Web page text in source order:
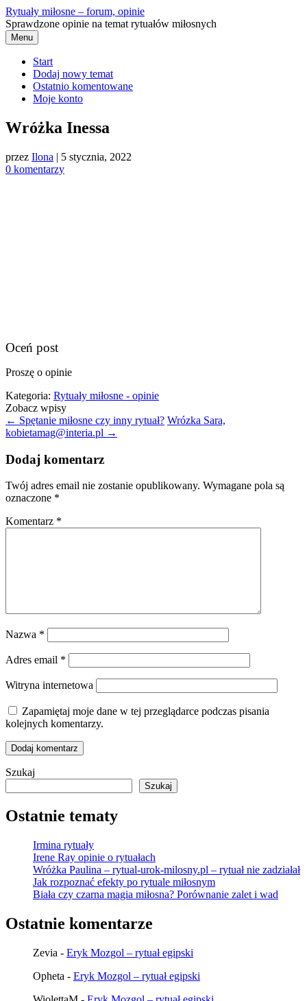
Przejdź
do
treści
Rytuały miłosne – forum, opinie
Sprawdzone opinie na temat rytuałów miłosnych
Menu
Start
Dodaj nowy temat
Ostatnio komentowane
Moje konto
Wróżka Inessa
przez Ilona | 5 stycznia, 2022
0 komentarzy
Oceń post
Proszę o opinie
Kategoria: Rytuały miłosne - opinie
Zobacz wpisy
← Spętanie miłosne czy inny rytuał? Wrózka Sara,
kobietamag@interia.pl →
Dodaj komentarz
Twój adres email nie zostanie opublikowany. Wymagane pola są
oznaczone *
Komentarz *
Nazwa *
Adres email *
Witryna internetowa
Zapamiętaj moje dane w tej przeglądarce podczas pisania
kolejnych komentarzy.
Szukaj
Szukaj
Ostatnie tematy
Irmina rytuały
Irene Ray opinie o rytuałach
Wróżka Paulina – rytual-urok-milosny.pl – rytuał nie zadziałał
Jak rozpoznać efekty po rytuale miłosnym
Biała czy czarna magia miłosna? Porównanie zalet i wad
Ostatnie komentarze
Zevia - Eryk Mozgol – rytuał egipski
Opheta - Eryk Mozgol – rytuał egipski